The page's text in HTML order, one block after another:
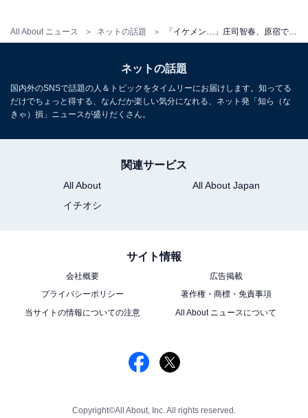
All About ニュース ネットの話題 「イケメン…」庄司智春、原宿で家族集合ショット公開「初めて庄司さんのことかっこいいと思ったかも」
ネットの話題
国内外のSNSで話題の人＆トピックをタイムリーにお届けします。知ってる
だけでちょっと得する、なんだか楽しい気分になれる、ネット発「知ら（な
きゃ）損」ニュースが盛りだくさん。
関連サービス
All About
All About Japan
イチオシ
サイト情報
会社概要
広告掲載
プライバシーポリシー
著作権・商標・免責事項
当サイトの情報についての注意
All About ニュースについて
Copyright©All About, Inc. All rights reserved.